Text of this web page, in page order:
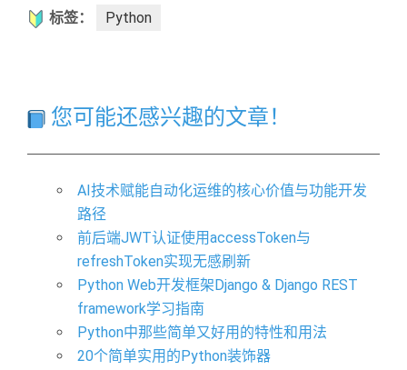
标签： Python
您可能还感兴趣的文章！
AI技术赋能自动化运维的核心价值与功能开发
路径
前后端JWT认证使用accessToken与
refreshToken实现无感刷新
Python Web开发框架Django & Django REST
framework学习指南
Python中那些简单又好用的特性和用法
20个简单实用的Python装饰器